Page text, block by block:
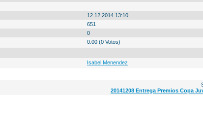
12.12.2014 13:10
651
0
0.00 (0 Votos)
Isabel Menendez
20141208 Entrega Premios Copa